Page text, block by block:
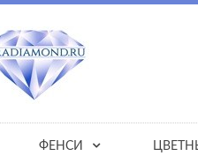
ФЕНСИ